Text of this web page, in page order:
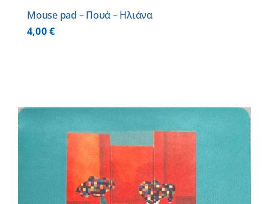
Mouse pad – Πουά – Ηλιάνα
4,00€